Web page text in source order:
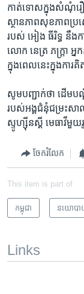
កាត់ទោស​ក្នុង​សំណុំ​រឿ
ស្ថានភាព​សុខភាព​ប្
របស់​ អៀង​ ធីរិទ្ធ​ នឹង​
លោក​ នេត្រ ភក្ដ្រា​ អ្ន
ក្នុង​ពេល​នេះ​ក្នុង​កា
សូម​បញ្ជាក់​ថា​ ដើម​ប
របស់​អង្គ​ជំនុំ​ជម្រះ​ស
ស្ទូហ្ស៊ីនស្គី​ មេធាវី​មួ
ចែករំលែក
This item is part of
កម្ពុជា នយោប
Links